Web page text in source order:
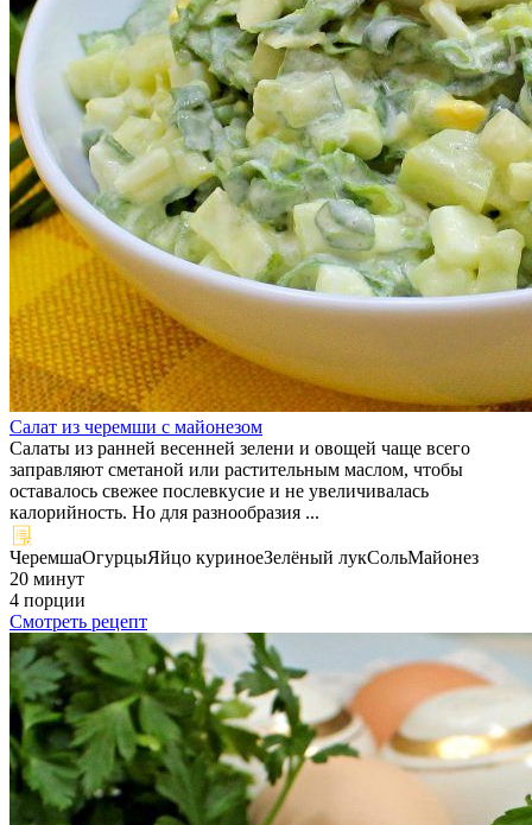
Салат из черемши с майонезом
Салаты из ранней весенней зелени и овощей чаще всего
заправляют сметаной или растительным маслом, чтобы
оставалось свежее послевкусие и не увеличивалась
калорийность. Но для разнообразия ...
ЧеремшаОгурцыЯйцо куриноеЗелёный лукСольМайонез
20 минут
4 порции
Смотреть рецепт